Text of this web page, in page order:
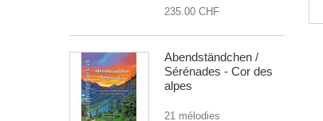
235.00 CHF
Abendständchen /
Sérénades - Cor des
alpes
21 mélodies